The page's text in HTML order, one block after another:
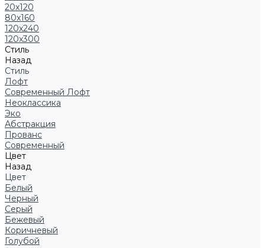
20x120
80x160
120x240
120x300
Стиль
Назад
Стиль
Лофт
Современный Лофт
Неоклассика
Эко
Абстракция
Прованс
Современный
Цвет
Назад
Цвет
Белый
Черный
Серый
Бежевый
Коричневый
Голубой